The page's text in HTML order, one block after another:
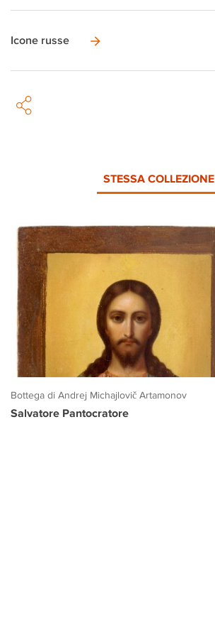
Icone russe
STESSA COLLEZIONE
Bottega di Andrej Michajlovič Artamonov
Salvatore Pantocratore